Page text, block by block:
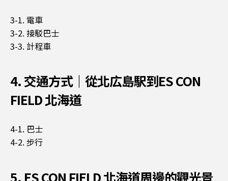
3-1. 電車
3-2. 接駁巴士
3-3. 計程車
4. 交通方式｜從北広島駅到ES CON
FIELD 北海道
4-1. 巴士
4-2. 步行
5. ES CON FIELD 北海道周邊的觀光景